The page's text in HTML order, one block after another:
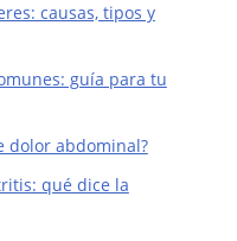
causas, tipos y
guía para tu
dolor abdominal?
qué dice la